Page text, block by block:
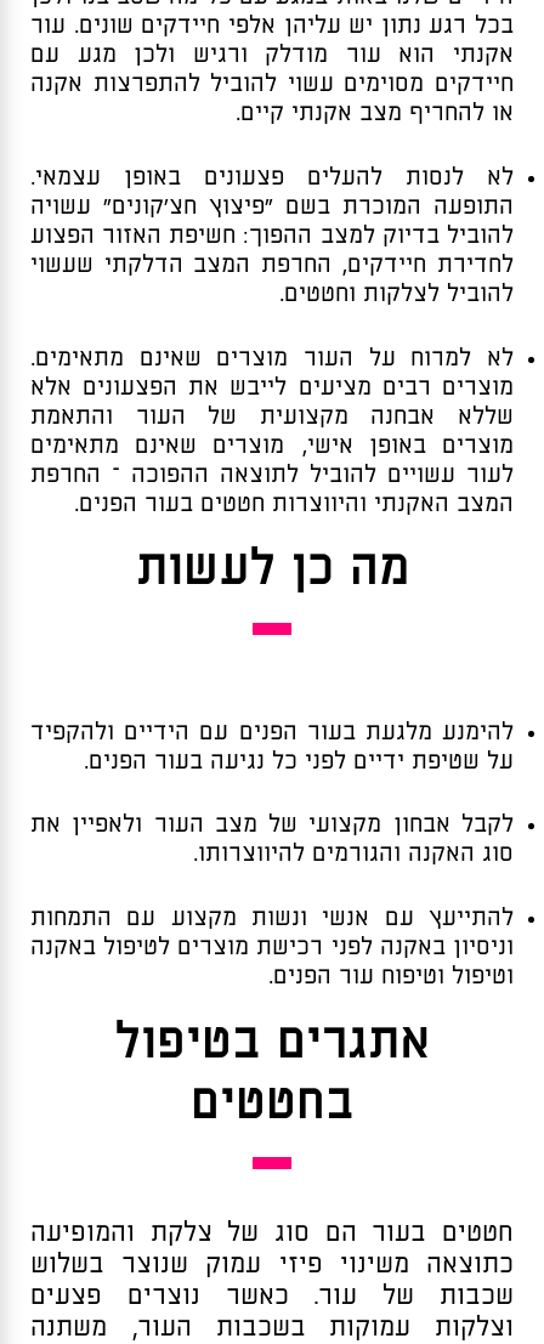
בכל רגע נתון יש עליהן אלפי חיידקים שונים. עור
אקנתי הוא עור מודלק ורגיש ולכן מגע עם
חיידקים מסוימים עשוי להוביל להתפרצות אקנה
או להחריף מצב אקנתי קיים.
לא לנסות להעלים פצעונים באופן עצמאי.
התופעה המוכרת בשם “פיצוץ חצ’קונים” עשויה
להוביל בדיוק למצב ההפוך: חשיפת האזור הפצוע
לחדירת חיידקים, החרפת המצב הדלקתי שעשוי
להוביל לצלקות וחטטים.
לא למרוח על העור מוצרים שאינם מתאימים.
מוצרים רבים מציעים לייבש את הפצעונים אלא
שללא אבחנה מקצועית של העור והתאמת
מוצרים באופן אישי, מוצרים שאינם מתאימים
לעור עשויים להוביל לתוצאה ההפוכה – החרפת
המצב האקנתי והיווצרות חטטים בעור הפנים.
מה כן לעשות
להימנע מלגעת בעור הפנים עם הידיים ולהקפיד
על שטיפת ידיים לפני כל נגיעה בעור הפנים.
לקבל אבחון מקצועי של מצב העור ולאפיין את
סוג האקנה והגורמים להיווצרותו.
להתייעץ עם אנשי ונשות מקצוע עם התמחות
וניסיון באקנה לפני רכישת מוצרים לטיפול באקנה
וטיפול וטיפוח עור הפנים.
אתגרים בטיפול
בחטטים
חטטים בעור הם סוג של צלקת והמופיעה
כתוצאה משינוי פיזי עמוק שנוצר בשלוש
שכבות של עור. כאשר נוצרים פצעים
וצלקות עמוקות בשכבות העור, משתנה